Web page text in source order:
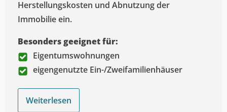
Herstellungskosten und Abnutzung der
Immobilie ein.
Besonders geeignet für:
Eigentumswohnungen
eigengenutzte Ein-/Zweifamilienhäuser
Weiterlesen